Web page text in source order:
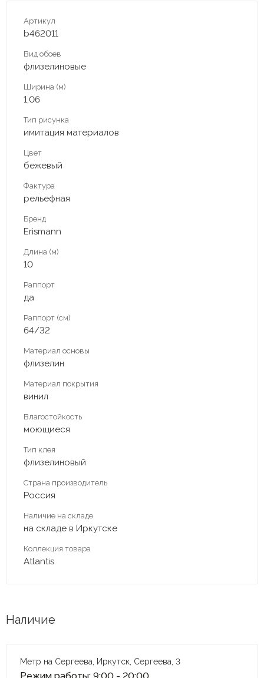
Артикул
b462011
Вид обоев
флизелиновые
Ширина (м)
1,06
Тип рисунка
имитация материалов
Цвет
бежевый
Фактура
рельефная
Бренд
Erismann
Длина (м)
10
Раппорт
да
Раппорт (см)
64/32
Материал основы
флизелин
Материал покрытия
винил
Влагостойкость
моющиеся
Тип клея
флизелиновый
Страна производитель
Россия
Наличие на складе
на складе в Иркутске
Коллекция товара
Atlantis
Наличие
Метр на Сергеева, Иркутск, Сергеева, 3
Режим работы: 9:00 - 20:00